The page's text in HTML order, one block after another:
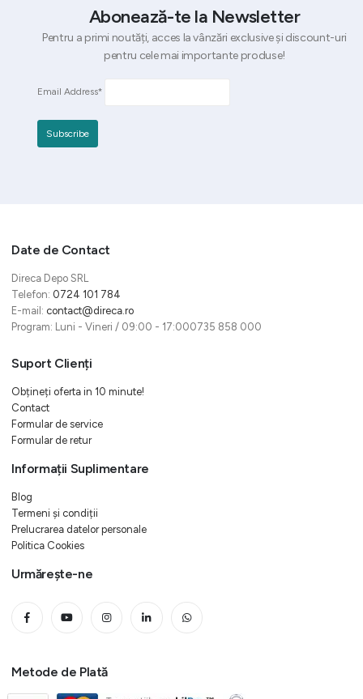
Abonează-te la Newsletter
Pentru a primi noutăți, acces la vânzări exclusive și discount-uri
pentru cele mai importante produse!
Email Address*
Date de Contact
Direca Depo SRL
Telefon: 0724 101 784
E-mail: contact@direca.ro
Program: Luni - Vineri / 09:00 - 17:000735 858 000
Suport Clienți
Obțineți oferta in 10 minute!
Contact
Formular de service
Formular de retur
Informații Suplimentare
Blog
Termeni și condiții
Prelucrarea datelor personale
Politica Cookies
Urmărește-ne
Metode de Plată